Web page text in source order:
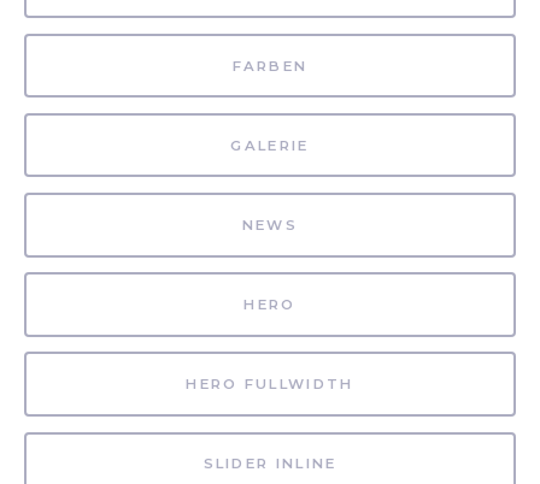
FARBEN
GALERIE
NEWS
HERO
HERO FULLWIDTH
SLIDER INLINE